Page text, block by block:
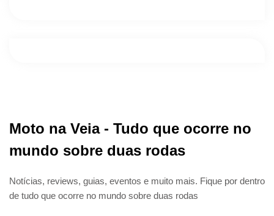
Moto na Veia - Tudo que ocorre no
mundo sobre duas rodas
Notícias, reviews, guias, eventos e muito mais. Fique por dentro
de tudo que ocorre no mundo sobre duas rodas